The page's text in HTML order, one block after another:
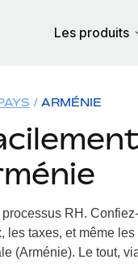
Les produits
ARMÉNIE
RH.
les taxes, et même les
(Arménie). Le tout,